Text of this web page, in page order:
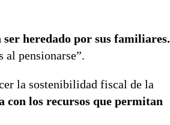
heredado por sus familiares.
pensionarse”.
la sostenibilidad fiscal de la
con los recursos que permitan